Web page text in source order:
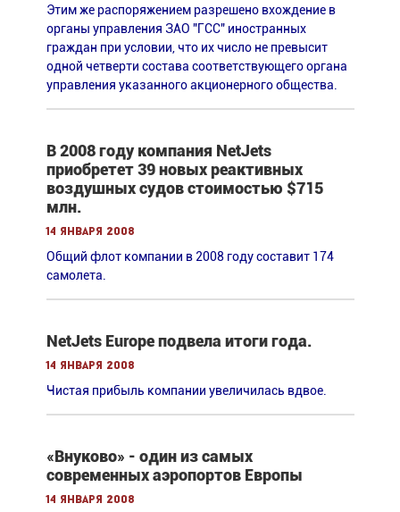
Этим же распоряжением разрешено вхождение в
органы управления ЗАО "ГСС" иностранных
граждан при условии, что их число не превысит
одной четверти состава соответствующего органа
управления указанного акционерного общества.
В 2008 году компания NetJets
приобретет 39 новых реактивных
воздушных судов стоимостью $715
млн.
14 января 2008
Общий флот компании в 2008 году составит 174
самолета.
NetJets Europe подвела итоги года.
14 января 2008
Чистая прибыль компании увеличилась вдвое.
«Внуково» - один из самых
современных аэропортов Европы
14 января 2008